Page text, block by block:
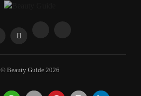
© Beauty Guide 2026